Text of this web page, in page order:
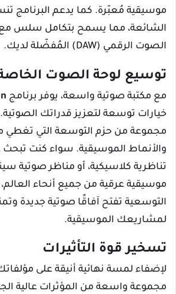
موسيقية مُعبّرة. كما يدعم البرنامج
الشائعة، مما يسمح بتكامل سلس
الصوت الرقمي (DAW) المُفضّلة لديك.
توسيع لوحة الصوت
مع مكتبة صوتية واسعة، يوفر برنامج
خيارات توسعة لتعزيز قدراتك الصوتية.
مجموعة من حزم التوسعة التي تغطي
والأنماط الموسيقية. سواء كنت
تناظرية كلاسيكية، أو مناظر صوتية
موسيقية عرقية من جميع أنحاء
التوسعية تفتح آفاقًا صوتية جديدة
لمشاريعك الموسيقية.
تسخير قوة التأثيرات
لإضفاء لمسة نهائية أنيقة على
مجموعة واسعة من المؤثرات عالية